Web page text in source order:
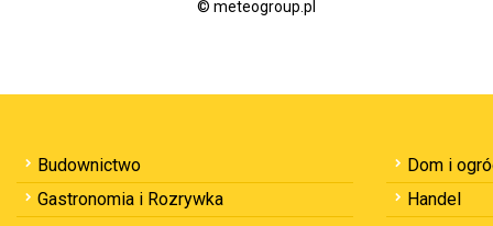
© meteogroup.pl
Budownictwo
Dom i
Gastronomia i Rozrywka
Handel